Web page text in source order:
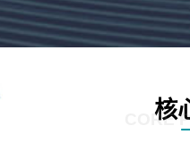
核
CORE